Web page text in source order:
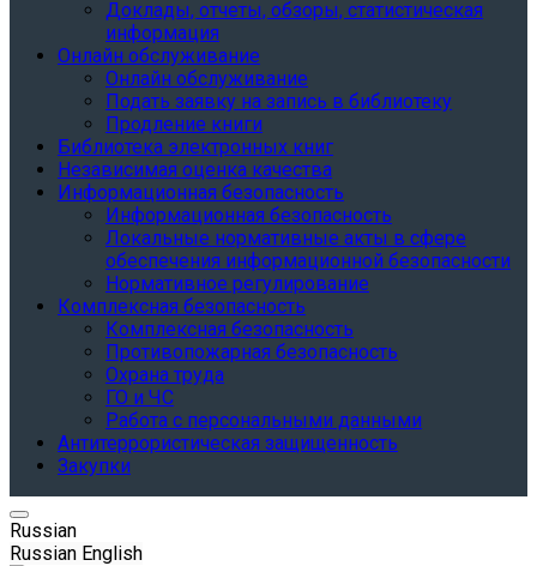
Доклады, отчеты, обзоры, статистическая
информация
Онлайн обслуживание
Онлайн обслуживание
Подать заявку на запись в библиотеку
Продление книги
Библиотека электронных книг
Независимая оценка качества
Информационная безопасность
Информационная безопасность
Локальные нормативные акты в сфере
обеспечения информационной безопасности
Нормативное регулирование
Комплексная безопасность
Комплексная безопасность
Противопожарная безопасность
Охрана труда
ГО и ЧС
Работа с персональными данными
Антитеррористическая защищенность
Закупки
Russian
Russian English